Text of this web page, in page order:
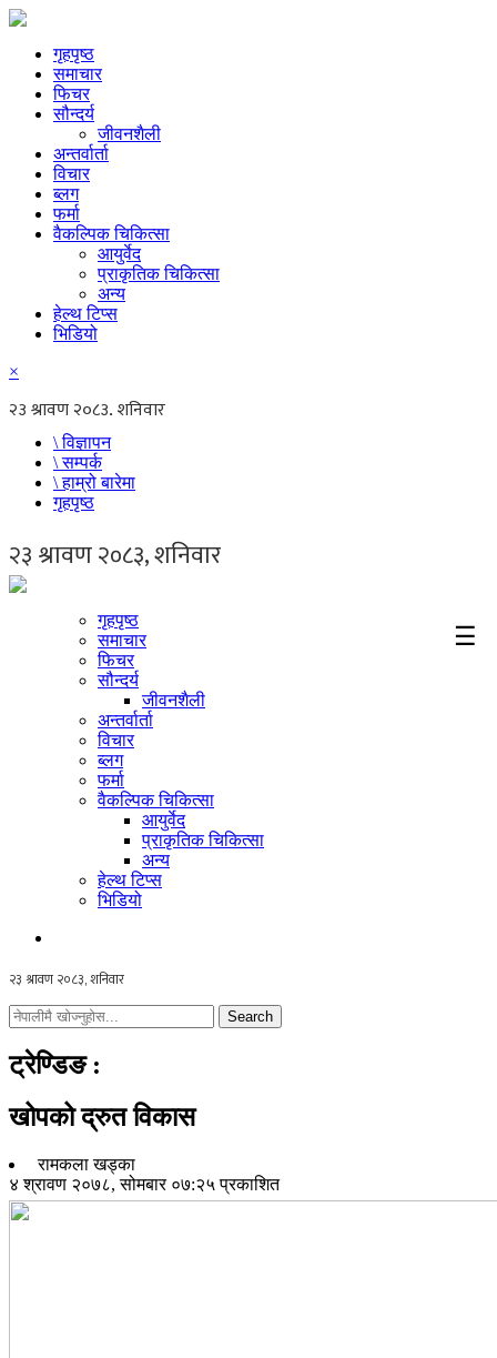
गृहपृष्ठ
समाचार
फिचर
सौन्दर्य
जीवनशैली
अन्तर्वार्ता
विचार
ब्लग
फर्मा
वैकल्पिक चिकित्सा
आयुर्वेद
प्राकृतिक चिकित्सा
अन्य
हेल्थ टिप्स
भिडियो
×
\ विज्ञापन
\ सम्पर्क
\ हाम्रो बारेमा
गृहपृष्ठ
☰
गृहपृष्ठ
समाचार
फिचर
सौन्दर्य
जीवनशैली
अन्तर्वार्ता
विचार
ब्लग
फर्मा
वैकल्पिक चिकित्सा
आयुर्वेद
प्राकृतिक चिकित्सा
अन्य
हेल्थ टिप्स
भिडियो
Search
ट्रेण्डिङ :
खोपको द्रुत विकास
रामकला खड्का
४ श्रावण २०७८, सोमबार ०७:२५ प्रकाशित